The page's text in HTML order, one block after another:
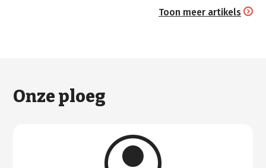
Toon meer artikels
Onze ploeg